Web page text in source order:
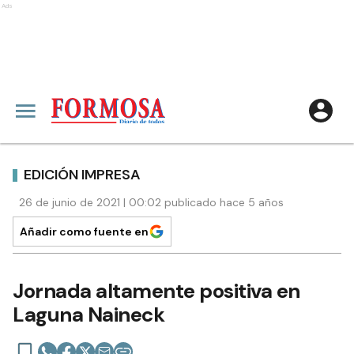
Ads
EDICIÓN IMPRESA
26 de junio de 2021 | 00:02 publicado hace 5 años
Añadir como fuente en
Jornada altamente positiva en
Laguna Naineck